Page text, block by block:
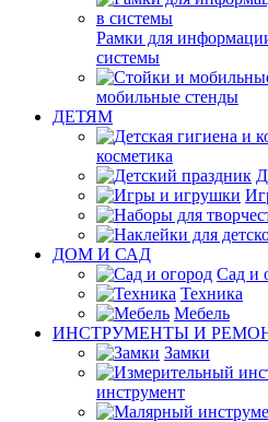
Рамки для
системы
мобильные стенды
ДЕТЯМ
косметика
ДОМ И САД
Сад и
Техника
Мебель
ИНСТРУМЕНТЫ И
Замки
инструмент